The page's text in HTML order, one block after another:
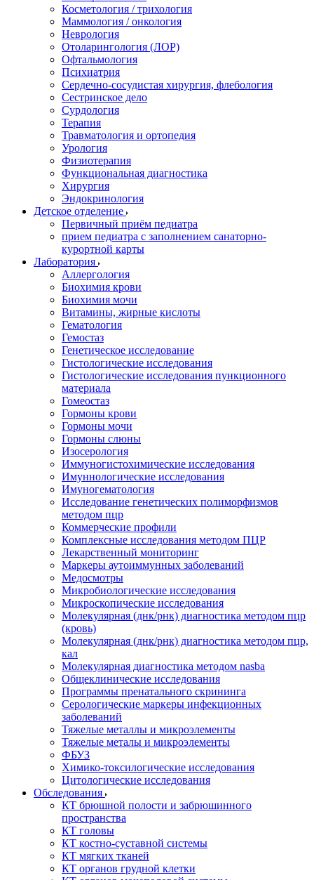
Косметология / трихология
Маммология / онкология
Неврология
Отоларингология (ЛОР)
Офтальмология
Психиатрия
Сердечно-сосудистая хирургия, флебология
Сестринское дело
Сурдология
Терапия
Травматология и ортопедия
Урология
Физиотерапия
Функциональная диагностика
Хирургия
Эндокринология
Детское отделение
Первичный приём педиатра
прием педиатра с заполнением санаторно-
курортной карты
Лаборатория
Аллергология
Биохимия крови
Биохимия мочи
Витамины, жирные кислоты
Гематология
Гемостаз
Генетическое исследование
Гистологические исследования
Гистологические исследования пункционного
материала
Гомеостаз
Гормоны крови
Гормоны мочи
Гормоны слюны
Изосерология
Иммуногистохимические исследования
Имуннологические исследования
Имуногематология
Исследование генетических полиморфизмов
методом пцр
Коммерческие профили
Комплексные исследования методом ПЦР
Лекарственный мониторинг
Маркеры аутоиммунных заболеваний
Медосмотры
Микробиологические исследования
Микроскопические исследования
Молекулярная (днк/рнк) диагностика методом пцр
(кровь)
Молекулярная (днк/рнк) диагностика методом пцр,
кал
Молекулярная диагностика методом nasba
Общеклинические исследования
Программы пренатального скрининга
Серологические маркеры инфекционных
заболеваний
Тяжелые металлы и микроэлементы
Тяжелые металы и микроэлементы
ФБУЗ
Химико-токсилогические исследования
Цитологические исследования
Обследования
КТ брюшной полости и забрюшинного
пространства
КТ головы
КТ костно-суставной системы
КТ мягких тканей
КТ органов грудной клетки